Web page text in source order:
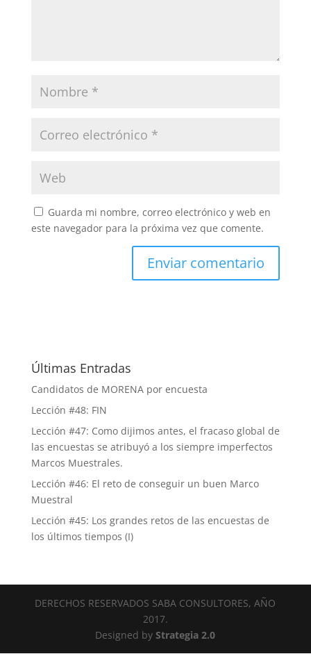
Guarda mi nombre, correo electrónico y web en
este navegador para la próxima vez que comente.
Últimas Entradas
Candidatos de MORENA por encuesta
Lección #48: FIN
Lección #47: Como dijimos antes, el fracaso global de
las encuestas se atribuyó a los siempre imperfectos
Marcos Muestrales.
Lección #46: El reto de conseguir un buen Marco
Muestral
Lección #45: Los grandes retos de las encuestas de
los últimos tiempos (I)
DERECHOS RESERVADOS SABA CONSULTORES, AÑO
2017.
Designed byStrategia 2.0